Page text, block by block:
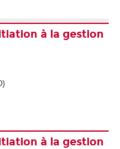
à la gestion
à la gestion